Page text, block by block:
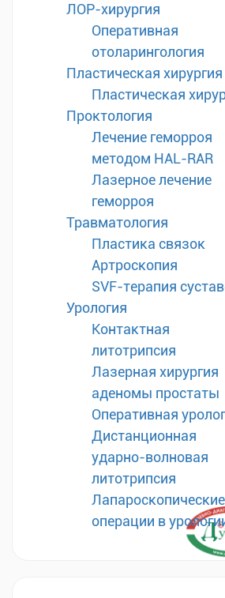
ЛОР-хирургия
Оперативная
отоларингология
Пластическая хирургия
Пластическая
Проктология
Лечение геморроя
методом HAL-RAR
Лазерное лечение
геморроя
Травматология
Пластика связок
Артроскопия
SVF-терапия
Урология
Контактная
литотрипсия
Лазерная хирургия
аденомы простаты
Оперативная
Дистанционная
ударно-волновая
литотрипсия
Лапароскопические
операции в